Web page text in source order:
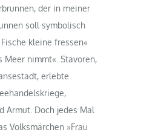
der in meiner
soll symbolisch
kleine fressen«
Meer nimmt«. Stavoren,
erlebte
Armut. Doch jedes Mal
Volksmärchen »Frau